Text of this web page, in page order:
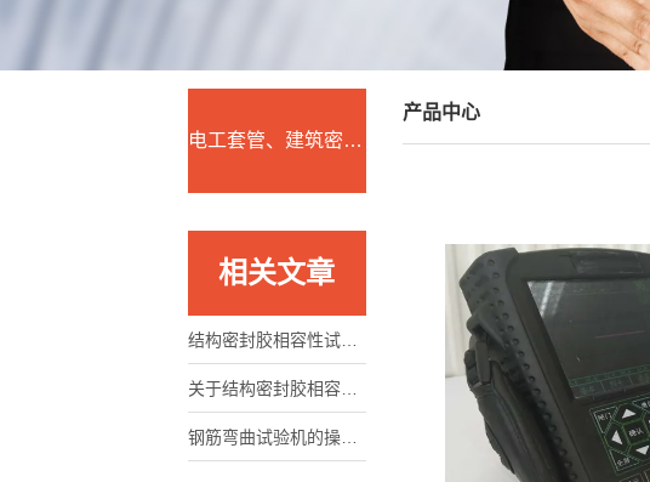
电工套管、建筑密封胶系列
相关文章
结构密封胶相容性试验箱在材料科学研究中的应用
关于结构密封胶相容性试验箱的执行与满足标准，下面有详细说明
钢筋弯曲试验机的操作规程华阳仪器
产品中心